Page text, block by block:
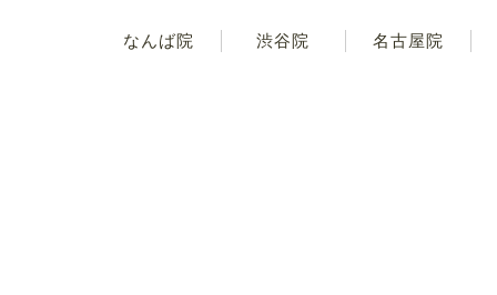
なんば院 渋谷院 名古屋院